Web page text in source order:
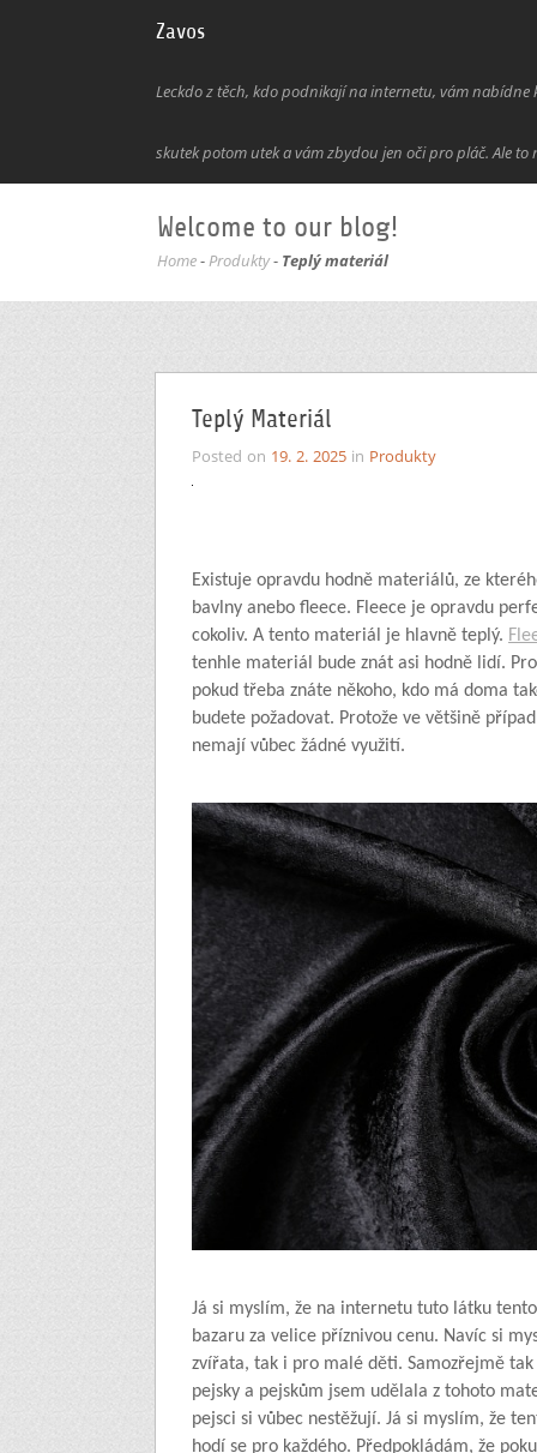
Zavos
Leckdo z těch, kdo podnikají na internetu, vám nabídne
skutek potom utek a vám zbydou jen oči pro pláč. Ale to
Welcome to our blog!
Home-Produkty- Teplý materiál
Teplý Materiál
Posted on 19. 2. 2025 in Produkty
Existuje opravdu hodně materiálů, ze
bavlny anebo fleece. Fleece je opravdu
cokoliv. A tento materiál je hlavně teplý.
tenhle materiál bude znát asi hodně lidí.
pokud třeba znáte někoho, kdo má doma
budete požadovat. Protože ve většině
nemají vůbec žádné využití.
Já si myslím, že na internetu tuto látku
bazaru za velice příznivou cenu. Navíc si
zvířata, tak i pro malé děti. Samozřejmě
pejsky a pejskům jsem udělala z tohoto
pejsci si vůbec nestěžují. Já si myslím, že
hodí se pro každého. Předpokládám, že